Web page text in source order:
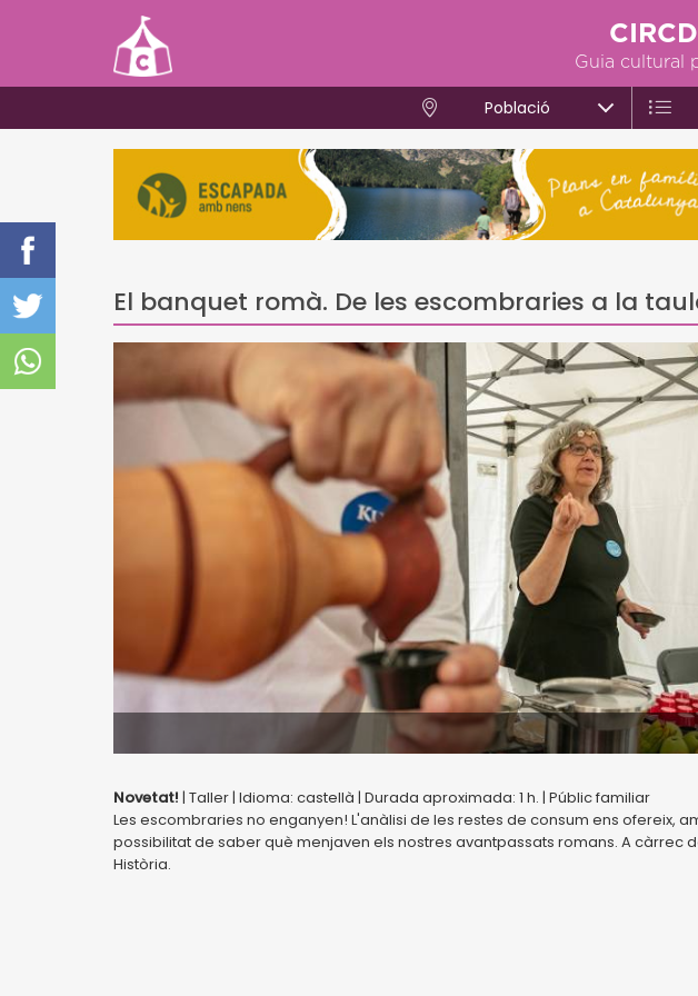
Guia cultural
Població
El banquet romà. De les escombraries a la
Novetat! | Taller | Idioma: castellà | Durada aproximada: 1 h. | Públic familiar
Les escombraries no enganyen! L'anàlisi de les restes de consum ens ofereix,
possibilitat de saber què menjaven els nostres avantpassats romans. A càrrec
Història.